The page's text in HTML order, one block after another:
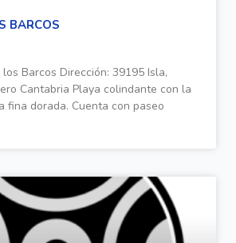
BARCOS
Barcos Dirección: 39195 Isla,
Cantabria Playa colindante con la
fina dorada. Cuenta con paseo